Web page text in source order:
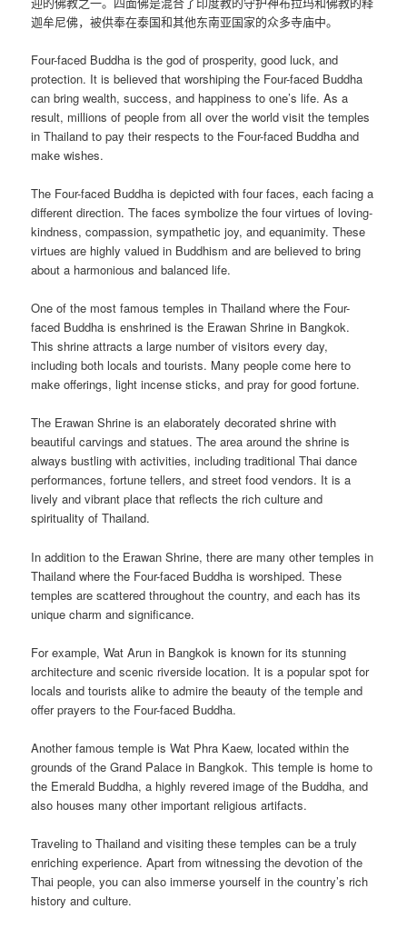
迦牟尼佛，被供奉在泰国和其他东南亚国家的众多寺庙中。
Four-faced Buddha is the god of prosperity, good luck, and
protection. It is believed that worshiping the Four-faced Buddha
can bring wealth, success, and happiness to one’s life. As a
result, millions of people from all over the world visit the temples
in Thailand to pay their respects to the Four-faced Buddha and
make wishes.
The Four-faced Buddha is depicted with four faces, each facing a
different direction. The faces symbolize the four virtues of loving-
kindness, compassion, sympathetic joy, and equanimity. These
virtues are highly valued in Buddhism and are believed to bring
about a harmonious and balanced life.
One of the most famous temples in Thailand where the Four-
faced Buddha is enshrined is the Erawan Shrine in Bangkok.
This shrine attracts a large number of visitors every day,
including both locals and tourists. Many people come here to
make offerings, light incense sticks, and pray for good fortune.
The Erawan Shrine is an elaborately decorated shrine with
beautiful carvings and statues. The area around the shrine is
always bustling with activities, including traditional Thai dance
performances, fortune tellers, and street food vendors. It is a
lively and vibrant place that reflects the rich culture and
spirituality of Thailand.
In addition to the Erawan Shrine, there are many other temples in
Thailand where the Four-faced Buddha is worshiped. These
temples are scattered throughout the country, and each has its
unique charm and significance.
For example, Wat Arun in Bangkok is known for its stunning
architecture and scenic riverside location. It is a popular spot for
locals and tourists alike to admire the beauty of the temple and
offer prayers to the Four-faced Buddha.
Another famous temple is Wat Phra Kaew, located within the
grounds of the Grand Palace in Bangkok. This temple is home to
the Emerald Buddha, a highly revered image of the Buddha, and
also houses many other important religious artifacts.
Traveling to Thailand and visiting these temples can be a truly
enriching experience. Apart from witnessing the devotion of the
Thai people, you can also immerse yourself in the country’s rich
history and culture.